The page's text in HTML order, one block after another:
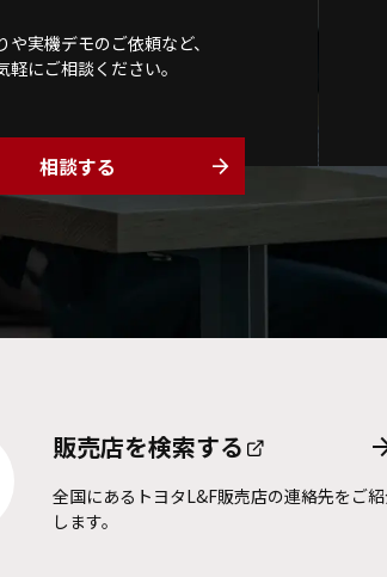
や実機デモのご依頼など、
軽にご相談ください。
相談する arrow_forward
販売店を検索する
全国にあるトヨタL&F販売店の連絡先をご
します。